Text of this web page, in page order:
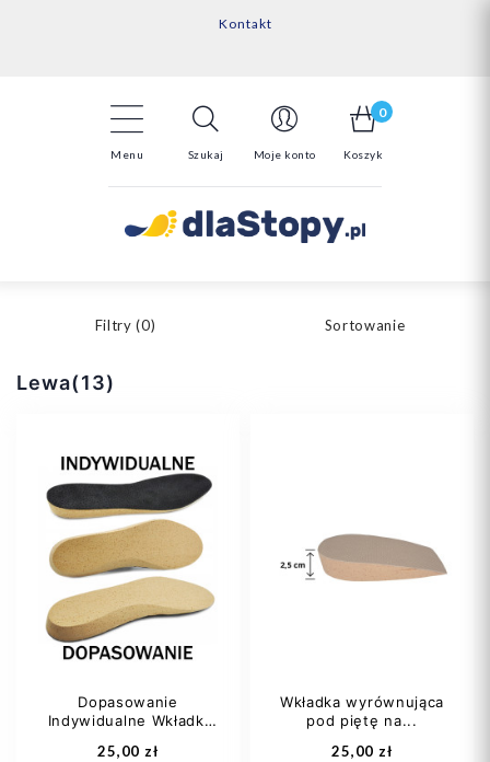
Kontakt
14 Dni na darmowy zwrot*
Menu Szukaj Moje konto
0
Koszyk
Filtry (0) Sortowanie
Lewa(13)
Dopasowanie
Indywidualne Wkładki
25,00 zł
Wkładka wyrównująca
pod piętę na...
25,00 zł